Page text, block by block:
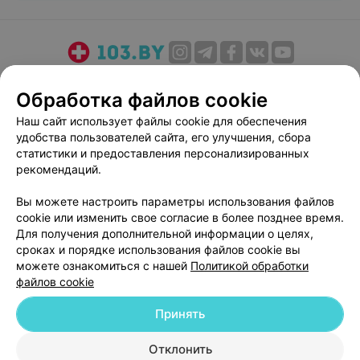
Медицинский маркетинг
Публичный договор
Пользовательское соглашение
Способы оплаты
Вакансии
Партнеры
Персональные настройки cookie
Обработка персональных данных
© 2026 ООО «Артокс Лаб», УНП 191700409| 220012, Республика Беларусь,
Обработка файлов cookie
Наш сайт использует файлы cookie для обеспечения
удобства пользователей сайта, его улучшения, сбора
статистики и предоставления персонализированных
рекомендаций.
Вы можете настроить параметры использования файлов
cookie или изменить свое согласие в более позднее время.
Для получения дополнительной информации о целях,
сроках и порядке использования файлов cookie вы
можете ознакомиться с нашей Политикой обработки
файлов cookie
Отклонить
Принять